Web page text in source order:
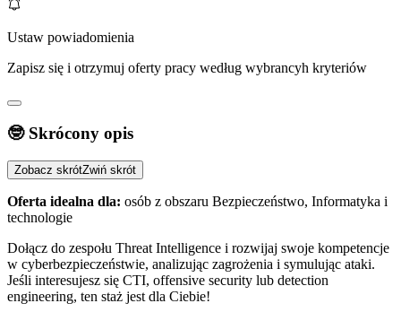
Ustaw powiadomienia
Zapisz się i otrzymuj oferty pracy według wybrancyh kryteriów
🤓 Skrócony opis
Zobacz skrótZwiń skrót
Oferta idealna dla: osób z obszaru Bezpieczeństwo, Informatyka i
technologie
Dołącz do zespołu Threat Intelligence i rozwijaj swoje kompetencje
w cyberbezpieczeństwie, analizując zagrożenia i symulując ataki.
Jeśli interesujesz się CTI, offensive security lub detection
engineering, ten staż jest dla Ciebie!